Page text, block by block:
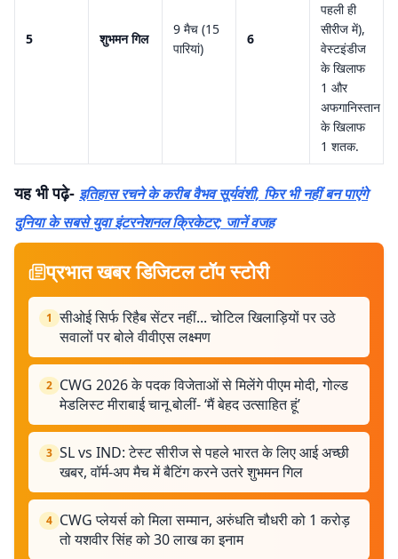
5 शुभमन गिल
9 मैच (15
पारियां)
6
पहली ही
सीरीज में),
वेस्टइंडीज
के खिलाफ
1 और
अफगानिस्तान
के खिलाफ
1 शतक.
यह भी पढ़े- इतिहास रचने के करीब वैभव सूर्यवंशी, फिर भी नहीं बन पाएंगे
दुनिया के सबसे युवा इंटरनेशनल क्रिकेटर; जानें वजह
प्रभात खबर डिजिटल टॉप स्टोरी
1 सीओई सिर्फ रिहैब सेंटर नहीं... चोटिल खिलाड़ियों पर उठे
सवालों पर बोले वीवीएस लक्ष्मण
2 CWG 2026 के पदक विजेताओं से मिलेंगे पीएम मोदी, गोल्ड
मेडलिस्ट मीराबाई चानू बोलीं- ‘मैं बेहद उत्साहित हूं’
3 SL vs IND: टेस्ट सीरीज से पहले भारत के लिए आई अच्छी
खबर, वॉर्म-अप मैच में बैटिंग करने उतरे शुभमन गिल
4 CWG प्लेयर्स को मिला सम्मान, अरुंधति चौधरी को 1 करोड़
तो यशवीर सिंह को 30 लाख का इनाम